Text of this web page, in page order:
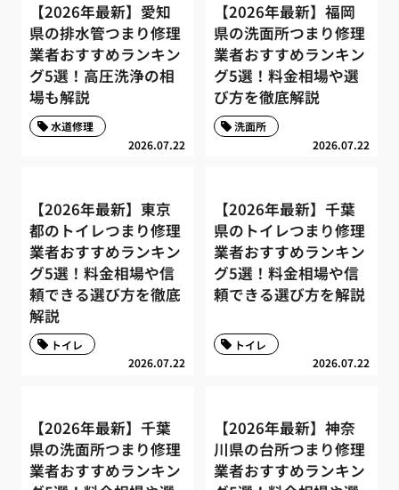
【2026年最新】愛知
県の排水管つまり修理
業者おすすめランキン
グ5選！高圧洗浄の相
場も解説
2026.07.22
水道修理
【2026年最新】福岡
県の洗面所つまり修理
業者おすすめランキン
グ5選！料金相場や選
び方を徹底解説
2026.07.22
洗面所
【2026年最新】東京
都のトイレつまり修理
業者おすすめランキン
グ5選！料金相場や信
頼できる選び方を徹底
解説
2026.07.22
トイレ
【2026年最新】千葉
県のトイレつまり修理
業者おすすめランキン
グ5選！料金相場や信
頼できる選び方を解説
2026.07.22
トイレ
【2026年最新】千葉
県の洗面所つまり修理
業者おすすめランキン
【2026年最新】神奈
川県の台所つまり修理
業者おすすめランキン